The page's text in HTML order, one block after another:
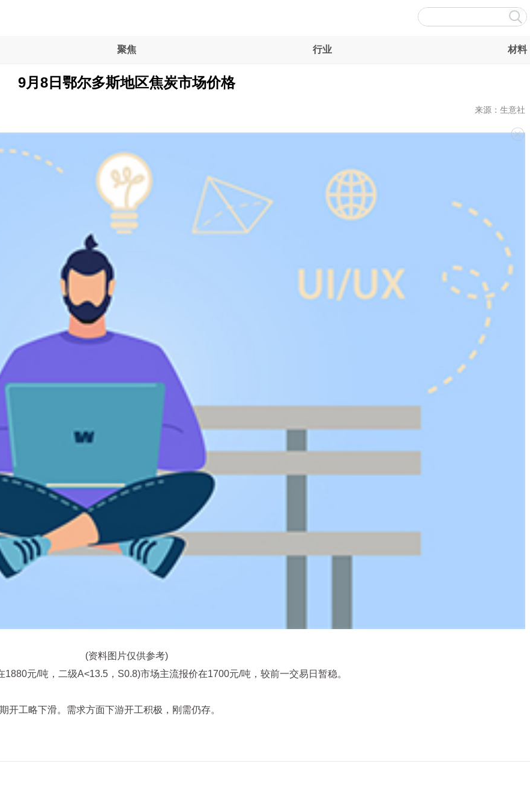
聚焦 行业 材料
9月8日鄂尔多斯地区焦炭市场价格
来源：生意社
(资料图片仅供参考)
元/吨，二级A<13.5，S0.8)市场主流报价在1700元/吨，较前一交易日暂稳。
工略下滑。需求方面下游开工积极，刚需仍存。